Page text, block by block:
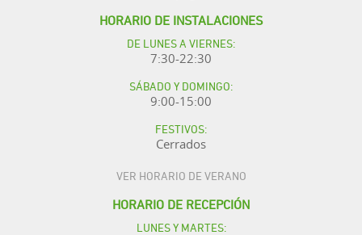
HORARIO DE INSTALACIONES
DE LUNES A VIERNES:
7:30-22:30
SÁBADO Y DOMINGO:
9:00-15:00
FESTIVOS:
Cerrados
VER HORARIO DE VERANO
HORARIO DE RECEPCIÓN
LUNES Y MARTES: